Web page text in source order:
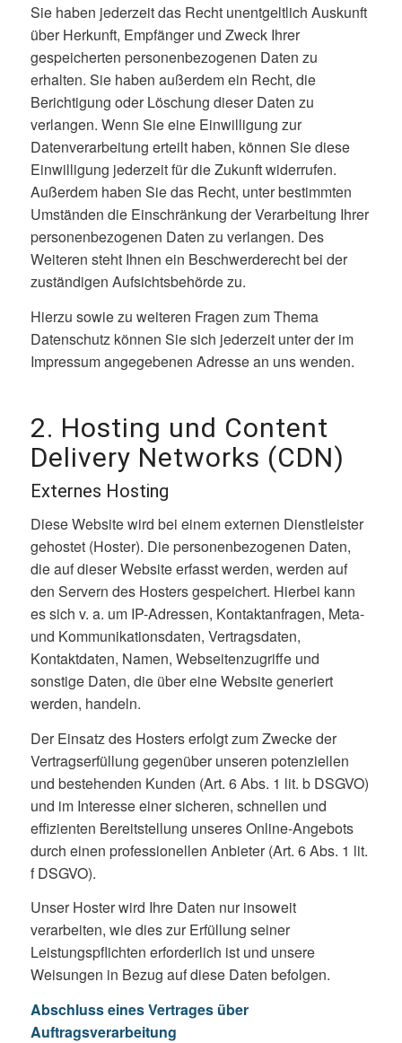
Sie haben jederzeit das Recht unentgeltlich Auskunft
über Herkunft, Empfänger und Zweck Ihrer
gespeicherten personenbezogenen Daten zu
erhalten. Sie haben außerdem ein Recht, die
Berichtigung oder Löschung dieser Daten zu
verlangen. Wenn Sie eine Einwilligung zur
Datenverarbeitung erteilt haben, können Sie diese
Einwilligung jederzeit für die Zukunft widerrufen.
Außerdem haben Sie das Recht, unter bestimmten
Umständen die Einschränkung der Verarbeitung Ihrer
personenbezogenen Daten zu verlangen. Des
Weiteren steht Ihnen ein Beschwerderecht bei der
zuständigen Aufsichtsbehörde zu.
Hierzu sowie zu weiteren Fragen zum Thema
Datenschutz können Sie sich jederzeit unter der im
Impressum angegebenen Adresse an uns wenden.
2. Hosting und Content
Delivery Networks (CDN)
Externes Hosting
Diese Website wird bei einem externen Dienstleister
gehostet (Hoster). Die personenbezogenen Daten,
die auf dieser Website erfasst werden, werden auf
den Servern des Hosters gespeichert. Hierbei kann
es sich v. a. um IP-Adressen, Kontaktanfragen, Meta-
und Kommunikationsdaten, Vertragsdaten,
Kontaktdaten, Namen, Webseitenzugriffe und
sonstige Daten, die über eine Website generiert
werden, handeln.
Der Einsatz des Hosters erfolgt zum Zwecke der
Vertragserfüllung gegenüber unseren potenziellen
und bestehenden Kunden (Art. 6 Abs. 1 lit. b DSGVO)
und im Interesse einer sicheren, schnellen und
effizienten Bereitstellung unseres Online-Angebots
durch einen professionellen Anbieter (Art. 6 Abs. 1 lit.
f DSGVO).
Unser Hoster wird Ihre Daten nur insoweit
verarbeiten, wie dies zur Erfüllung seiner
Leistungspflichten erforderlich ist und unsere
Weisungen in Bezug auf diese Daten befolgen.
Abschluss eines Vertrages über
Auftragsverarbeitung